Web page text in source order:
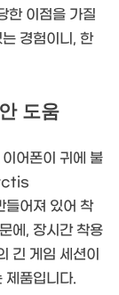
한 이점을 가질
경험이니, 한
도움
어폰이 귀에 불
어져 있어 착
에, 장시간 착용
긴 게임 세션이
제품입니다.